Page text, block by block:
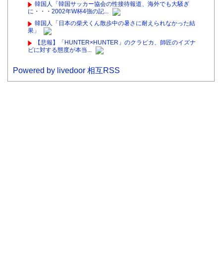
韓国人「韓国サッカー協会の性接待報道、海外でも大騒ぎ
に・・・2002年W杯4強の記...
韓国人「日本の柴犬くん散歩中の暑さに耐えられなかった結
果」
【悲報】「HUNTER×HUNTER」のクラピカ、師匠のイズナ
ビに対する態度が本当...
Powered by livedoor 相互RSS